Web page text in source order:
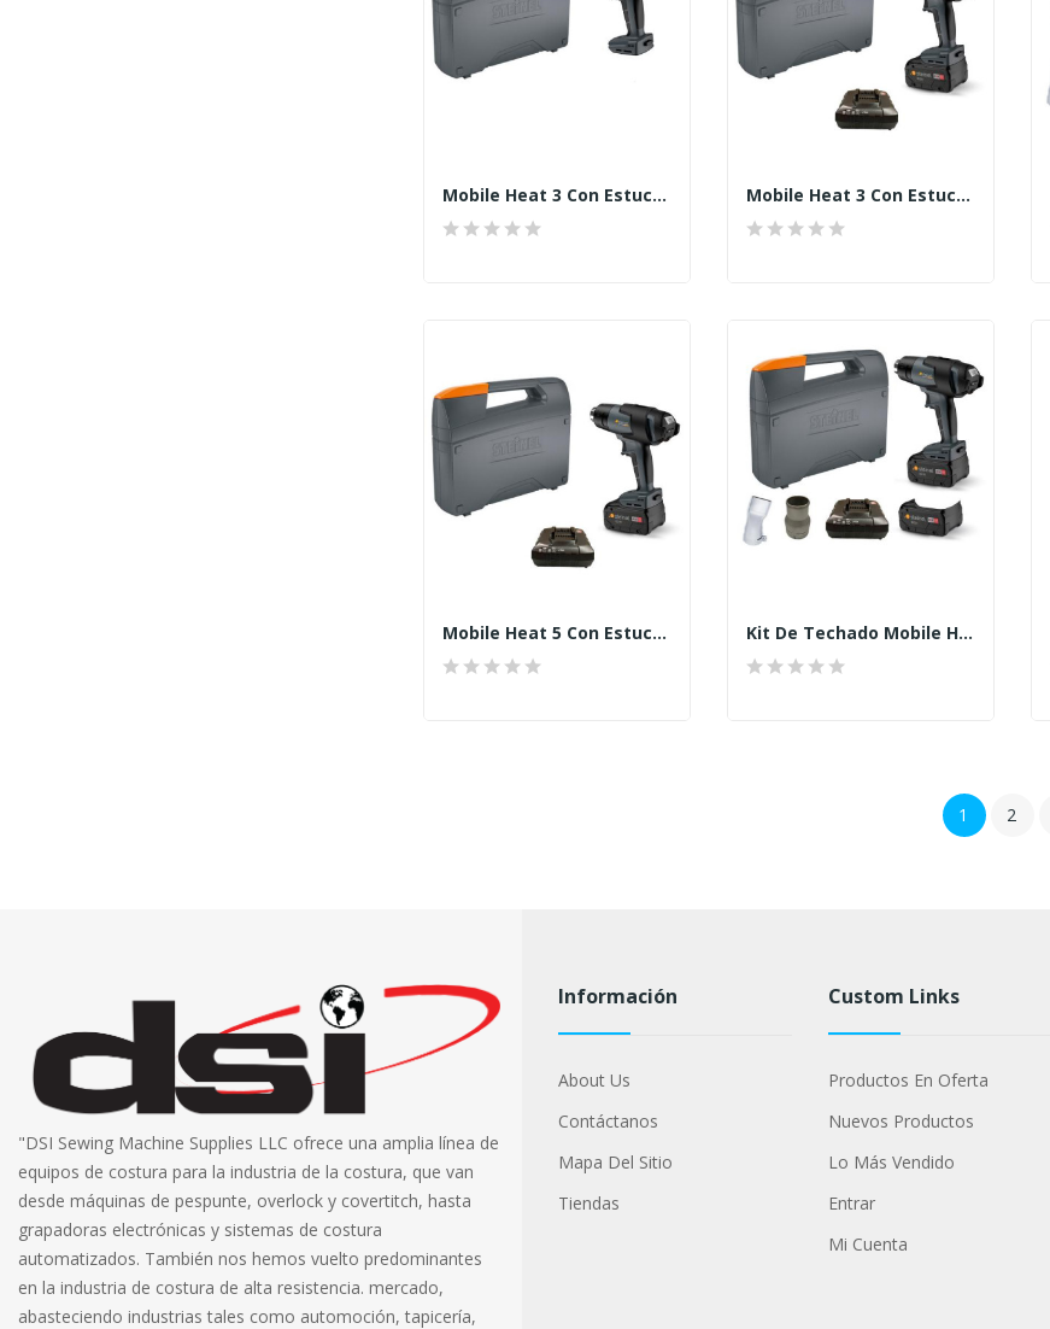
Mobile Heat 3 Con Estuche Mobile Heat 3 Con Estuche, Batería De 8,0 Ah Y...
Mobile Heat 5 Con Estuche, Batería De 8,0 Ah Y... Kit De Techado Mobile Heat 5
1 2
"DSI Sewing Machine Supplies LLC ofrece una amplia línea de
equipos de costura para la industria de la costura, que van
desde máquinas de pespunte, overlock y covertitch, hasta
grapadoras electrónicas y sistemas de costura
automatizados. También nos hemos vuelto predominantes
en la industria de costura de alta resistencia. mercado,
abasteciendo industrias tales como automoción, tapicería,
Información
About Us
Contáctanos
Mapa Del Sitio
Tiendas
Custom Links
Productos En Oferta
Nuevos Productos
Lo Más Vendido
Entrar
Mi Cuenta